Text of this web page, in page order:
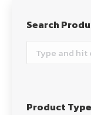
Search
Search:
Product